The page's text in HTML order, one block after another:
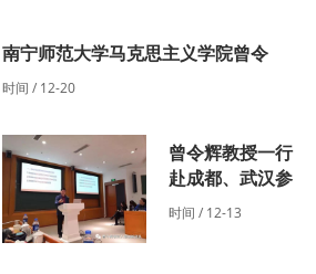
南宁师范大学马克思主义学院曾令
时间 / 12-20
​曾令辉教授一行
赴成都、武汉参
时间 / 12-13